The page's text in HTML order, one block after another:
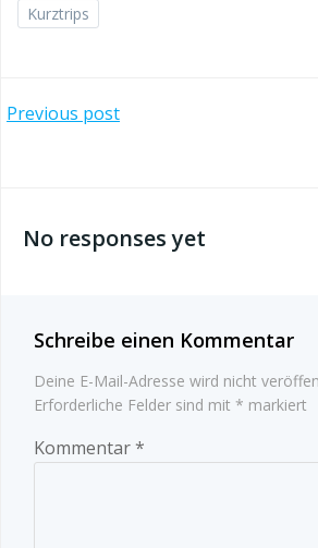
Kurztrips
Post
Previous post
navigation
No responses yet
Schreibe einen Kommentar
Deine E-Mail-Adresse wird nicht
Erforderliche Felder sind mit * markiert
Kommentar*